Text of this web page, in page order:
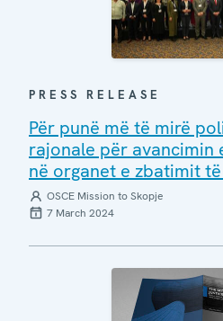
PRESS RELEASE
Për punë më të mirë
rajonale për avancimin
në organet e zbatimit
OSCE Mission to Skopje
7 March 2024